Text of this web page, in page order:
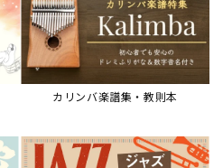
カリンバ楽譜集・教則本